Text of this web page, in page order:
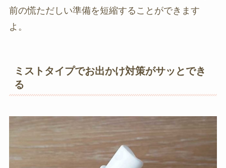
前の慌ただしい準備を短縮することができます
よ。
ミストタイプでお出かけ対策がサッとでき
る